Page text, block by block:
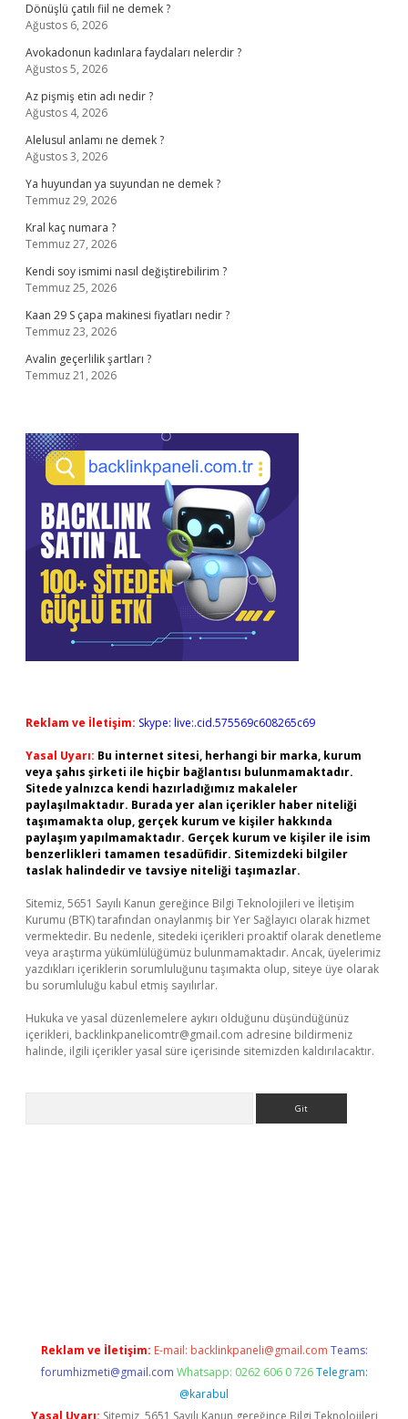
Dönüşlü çatılı fiil ne demek ?
Ağustos 6, 2026
Avokadonun kadınlara faydaları nelerdir ?
Ağustos 5, 2026
Az pişmiş etin adı nedir ?
Ağustos 4, 2026
Alelusul anlamı ne demek ?
Ağustos 3, 2026
Ya huyundan ya suyundan ne demek ?
Temmuz 29, 2026
Kral kaç numara ?
Temmuz 27, 2026
Kendi soy ismimi nasıl değiştirebilirim ?
Temmuz 25, 2026
Kaan 29 S çapa makinesi fiyatları nedir ?
Temmuz 23, 2026
Avalin geçerlilik şartları ?
Temmuz 21, 2026
Reklam ve İletişim: Skype: live:.cid.575569c608265c69
Yasal Uyarı: Bu internet sitesi, herhangi bir marka, kurum
veya şahıs şirketi ile hiçbir bağlantısı bulunmamaktadır.
Sitede yalnızca kendi hazırladığımız makaleler
paylaşılmaktadır. Burada yer alan içerikler haber niteliği
taşımamakta olup, gerçek kurum ve kişiler hakkında
paylaşım yapılmamaktadır. Gerçek kurum ve kişiler ile isim
benzerlikleri tamamen tesadüfidir. Sitemizdeki bilgiler
taslak halindedir ve tavsiye niteliği taşımazlar.
Sitemiz, 5651 Sayılı Kanun gereğince Bilgi Teknolojileri ve İletişim
Kurumu (BTK) tarafından onaylanmış bir Yer Sağlayıcı olarak hizmet
vermektedir. Bu nedenle, sitedeki içerikleri proaktif olarak denetleme
veya araştırma yükümlülüğümüz bulunmamaktadır. Ancak, üyelerimiz
yazdıkları içeriklerin sorumluluğunu taşımakta olup, siteye üye olarak
bu sorumluluğu kabul etmiş sayılırlar.
Hukuka ve yasal düzenlemelere aykırı olduğunu düşündüğünüz
içerikleri, backlinkpanelicomtr@gmail.com adresine bildirmeniz
halinde, ilgili içerikler yasal süre içerisinde sitemizden kaldırılacaktır.
Reklam ve İletişim: E-mail: backlinkpaneli@gmail.com Teams:
forumhizmeti@gmail.com Whatsapp: 0262 606 0 726 Telegram:
@karabul
Yasal Uyarı: Sitemiz, 5651 Sayılı Kanun gereğince Bilgi Teknolojileri